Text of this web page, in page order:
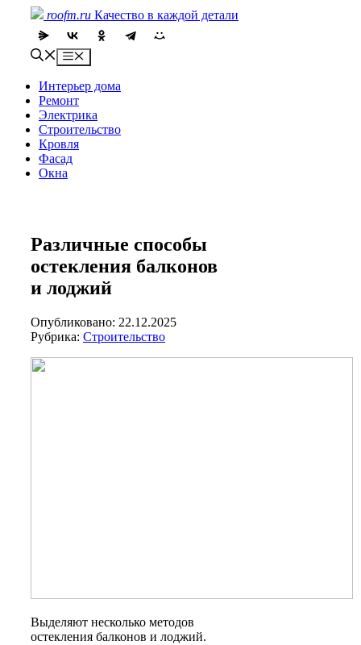
content
roofm.ru Качество в каждой детали
Menu
Интерьер дома
Ремонт
Электрика
Строительство
Кровля
Фасад
Окна
Различные способы
остекления балконов
и лоджий
Опубликовано: 22.12.2025
Рубрика: Строительство
Выделяют несколько методов
остекления балконов и лоджий.